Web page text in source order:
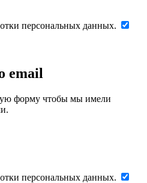
персональных данных.
email
форму чтобы мы имели
персональных данных.